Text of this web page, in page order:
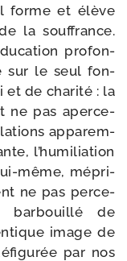
forme et élève
la souf­france.
pro­fon­
sur le seul fon­
et de cha­ri­té : la
ne pas aper­ce­
appa­rem­
l’humiliation
​même, mépri­
ne pas per­ce­
de
image de
par nos